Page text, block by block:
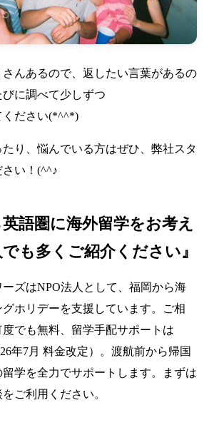
んあるので、返したい言葉があるの
に調べて少しずつ
ください(*^^*)
り、悩んでいる方はぜひ、弊社スタ
い！(^^♪
英語圏に海外留学をお考え
も多くご紹介ください』
ズはNPO法人として、福岡から海
ホリデーを支援しています。ご相
でも無料、留学手配サポートは
年7月 料金改定）。渡航前から帰国
学を全力でサポートします。まずは
ご利用ください。